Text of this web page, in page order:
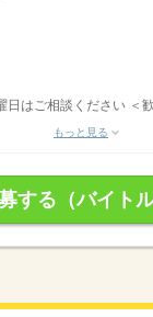
はご相談ください ＜
もっと見る
する（バイトル